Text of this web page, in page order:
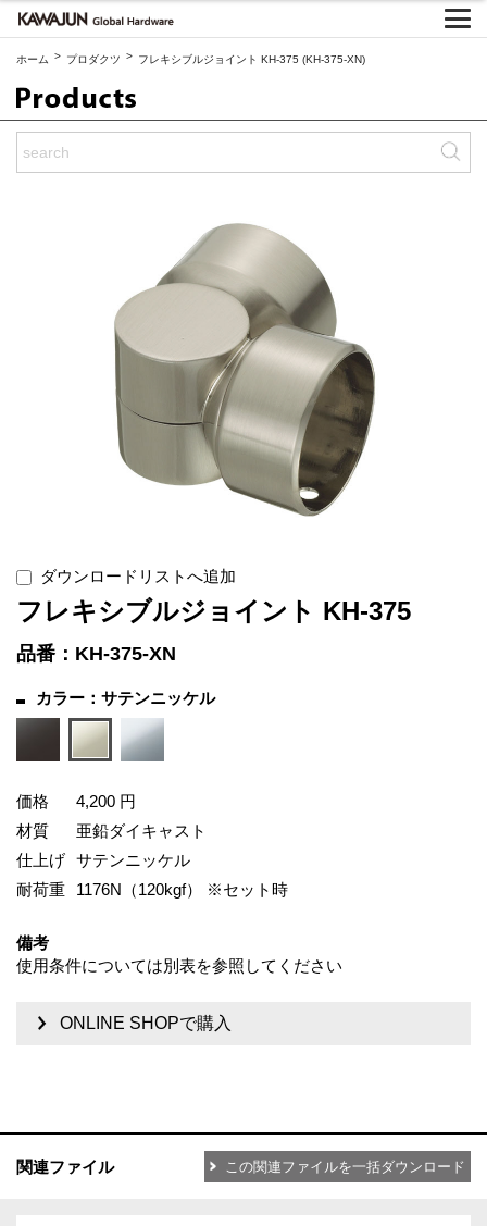
ホーム > プロダクツ > フレキシブルジョイント KH-375 (KH-375-XN)
ダウンロードリストへ追加
フレキシブルジョイント KH-375
品番：KH-375-XN
カラー：サテンニッケル
価格
4,200 円
材質
亜鉛ダイキャスト
仕上げ サテンニッケル
耐荷重
1176N（120kgf） ※セット時
備考
使用条件については別表を参照してください
ONLINE SHOPで購入
関連ファイル この関連ファイルを一括ダウンロード